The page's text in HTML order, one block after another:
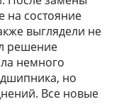
на состояние
выглядели не
решение
немного
но
Все новые